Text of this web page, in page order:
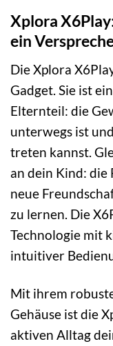
Xplora
ein
Die Xplora
Gadget. Sie ist
Elternteil: die
unterwegs ist
treten kannst.
an dein Kind: die
neue
zu lernen. Die
Technologie mit
intuitiver
Mit ihrem
Gehäuse ist die
aktiven Alltag